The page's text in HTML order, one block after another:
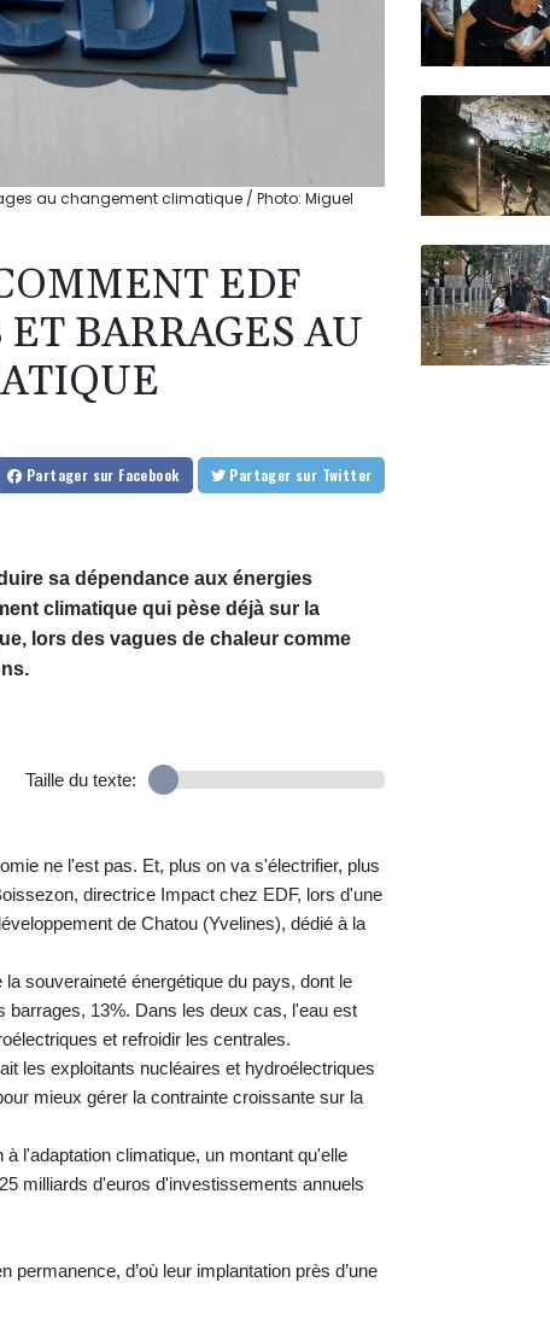
au changement climatique / Photo: Miguel
EDF
BARRAGES AU
Partager sur Facebook Partager sur Twitter
sa dépendance aux énergies
climatique qui pèse déjà sur la
lors des vagues de chaleur comme
Taille du texte:
ne l'est pas. Et, plus on va s'électrifier, plus
directrice Impact chez EDF, lors d'une
de Chatou (Yvelines), dédié à la
souveraineté énergétique du pays, dont le
barrages, 13%. Dans les deux cas, l'eau est
et refroidir les centrales.
les exploitants nucléaires et hydroélectriques
mieux gérer la contrainte croissante sur la
l'adaptation climatique, un montant qu'elle
milliards d'euros d'investissements annuels
d’où leur implantation près d’une